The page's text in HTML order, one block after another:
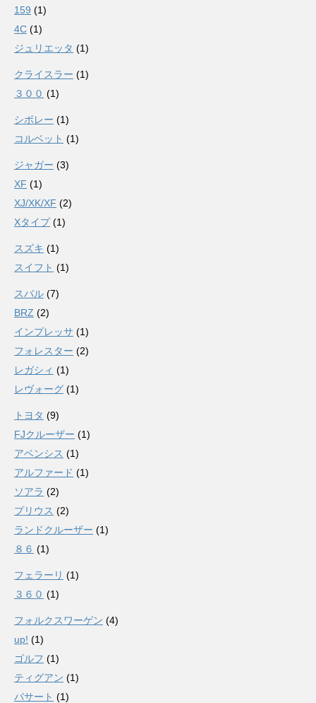
159 (1)
4C (1)
ジュリエッタ (1)
クライスラー (1)
３００ (1)
シボレー (1)
コルベット (1)
ジャガー (3)
XF (1)
XJ/XK/XF (2)
Xタイプ(1)
スズキ (1)
スイフト (1)
スバル (7)
BRZ (2)
インプレッサ (1)
フォレスター (2)
レガシィ (1)
レヴォーグ (1)
トヨタ (9)
FJクルーザー (1)
アベンシス (1)
アルファード (1)
ソアラ (2)
プリウス (2)
ランドクルーザー (1)
８６ (1)
フェラーリ (1)
３６０ (1)
フォルクスワーゲン (4)
up! (1)
ゴルフ (1)
ティグアン (1)
パサート (1)